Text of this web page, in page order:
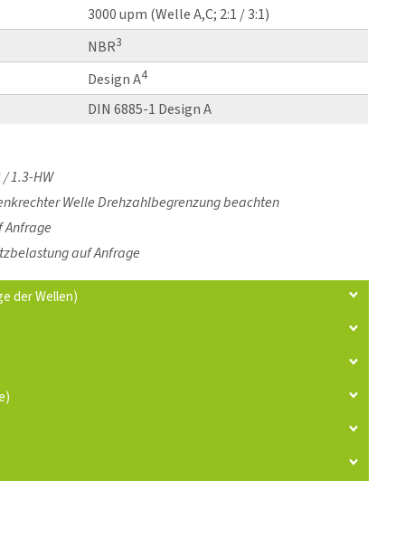
3000 upm (Welle A,C; 2:1 / 3:1)
NBR3
Design A4
DIN 6885-1 Design A
1.3-HW
Welle Drehzahlbegrenzung beachten
Anfrage
auf Anfrage
der Wellen)